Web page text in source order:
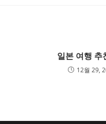
일본 여행 추
12월 29,